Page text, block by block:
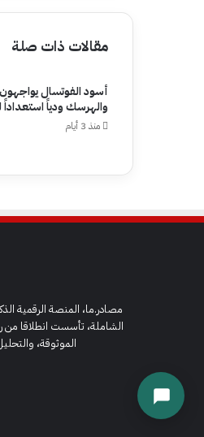
مقالات ذات صلة
أسود الفوتسال
والهرسك ودياً
منذ 3 أيام
مصادر.ما، المنصة الرقمية
الشاملة، تأسست انطلاقا من
الموثوقة،